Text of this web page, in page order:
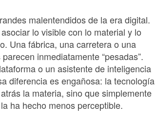
malentendidos de la era digital.
lo visible con lo material y lo
Una fábrica, una carretera o una
inmediatamente “pesadas”.
o un asistente de inteligencia
diferencia es engañosa: la tecnología
la materia, sino que simplemente
ha hecho menos perceptible.